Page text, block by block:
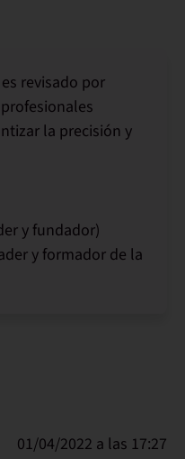
revisado por
la precisión y
y fundador)
y formador de la
01/04/2022 a las 17:27